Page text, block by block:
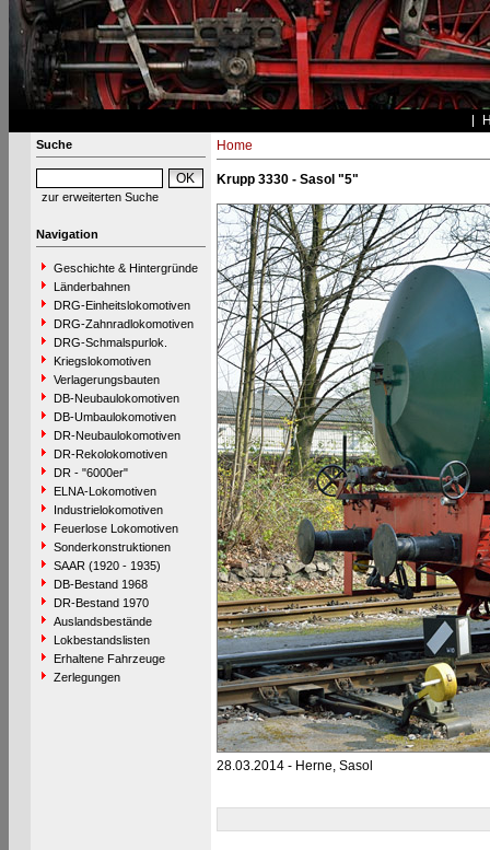
Suche
zur erweiterten Suche
Navigation
Geschichte & Hintergründe
Länderbahnen
DRG-Einheitslokomotiven
DRG-Zahnradlokomotiven
DRG-Schmalspurlok.
Kriegslokomotiven
Verlagerungsbauten
DB-Neubaulokomotiven
DB-Umbaulokomotiven
DR-Neubaulokomotiven
DR-Rekolokomotiven
DR - "6000er"
ELNA-Lokomotiven
Industrielokomotiven
Feuerlose Lokomotiven
Sonderkonstruktionen
SAAR (1920 - 1935)
DB-Bestand 1968
DR-Bestand 1970
Auslandsbestände
Lokbestandslisten
Erhaltene Fahrzeuge
Zerlegungen
Home
Krupp 3330 - Sasol "5"
28.03.2014 - Herne, Sasol